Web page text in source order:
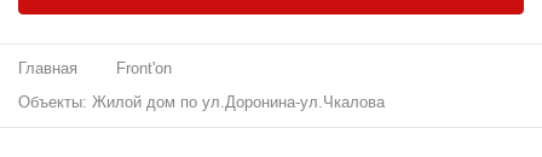
Главная
Front'on
Объекты: Жилой дом по ул.Доронина-ул.Чкалова